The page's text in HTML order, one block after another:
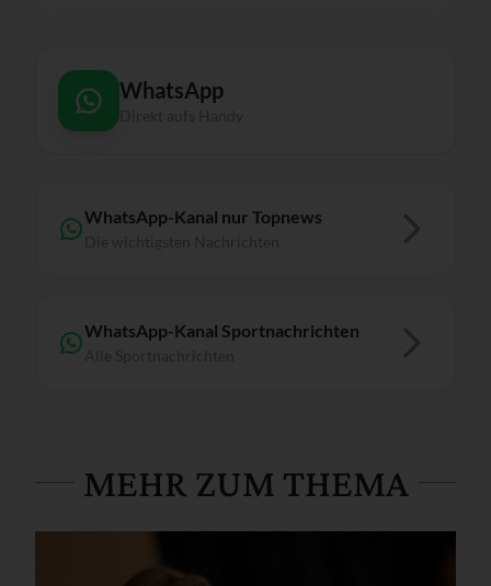
WhatsApp
WhatsApp-Kanal nur Topnews
WhatsApp-Kanal Sportnachrichten
MEHR ZUM THEMA